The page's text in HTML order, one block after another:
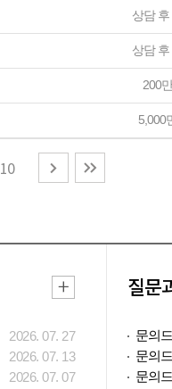
상담 후
상담 후
200
5,000
10
2026. 07. 27
2026. 07. 13
2026. 07. 07
질문
문의
문의
문의